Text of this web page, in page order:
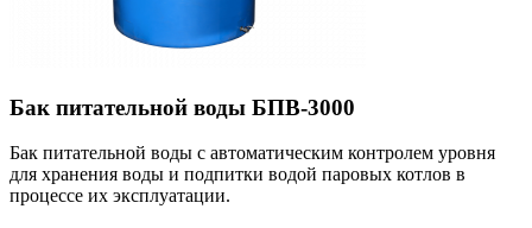
Бак питательной воды БПВ-3000
Бак питательной воды с автоматическим контролем уровня
для хранения воды и подпитки водой паровых котлов в
процессе их эксплуатации.